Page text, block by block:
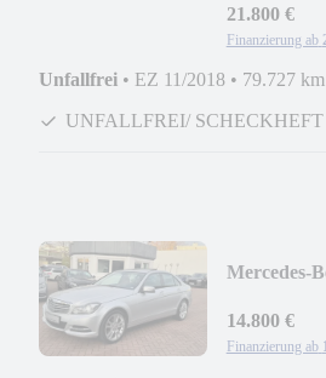
21.800 €
Finanzierung ab
Unfallfrei • EZ 11/2018 • 79.727 km
UNFALLFREI/ SCHECKHEFT
Mercedes-
18 ALU
14.800 €
Finanzierung ab